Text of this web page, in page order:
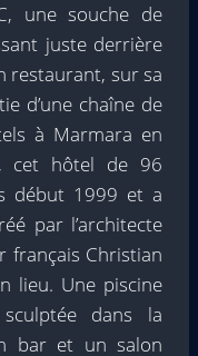
une souche de
juste derrière
restaurant, sur sa
d’une chaîne de
à Marmara en
cet hôtel de 96
début 1999 et a
par l’architecte
français Christian
lieu. Une piscine
dans la
bar et un salon